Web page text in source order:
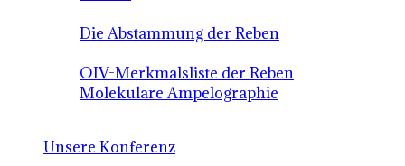
Die Abstammung der Reben
OIV-Merkmalsliste der Reben
Molekulare Ampelographie
Unsere Konferenz